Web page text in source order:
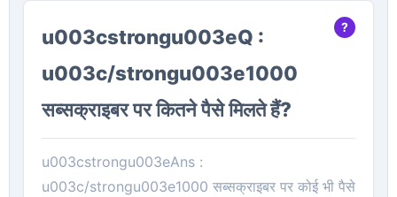
u003cstrongu003eQ :
u003c/strongu003e1000
सब्सक्राइबर पर कितने पैसे मिलते हैं?
u003cstrongu003eAns :
u003c/strongu003e1000 सब्सक्राइबर पर कोई भी पैसे